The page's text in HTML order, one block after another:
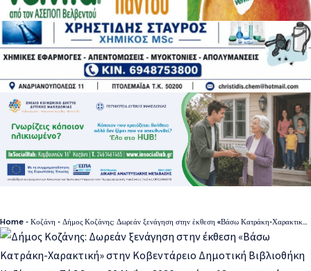
Home - Κοζάνη - Δήμος Κοζάνης: Δωρεάν ξενάγηση στην έκθεση «Βάσω Κατράκη-Χαρακτική» στην Κοβεντάρειο Δημοτική Βιβλιοθήκη Κοζάνης, το Σάββατο 30 Μαΐου 2026 και ώρα 12 το μεσημέρι